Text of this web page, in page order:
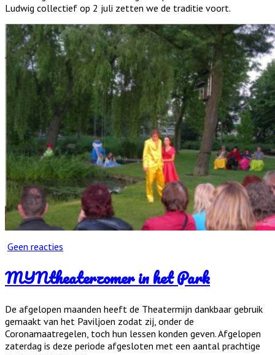
Ludwig collectief op 2 juli zetten we de traditie voort.
Geen reacties
MIJNtheaterzomer in het Park
De afgelopen maanden heeft de Theatermijn dankbaar gebruik
gemaakt van het Paviljoen zodat zij, onder de
Coronamaatregelen, toch hun lessen konden geven. Afgelopen
zaterdag is deze periode afgesloten met een aantal prachtige